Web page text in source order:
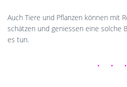
Auch Tiere und Pflanzen können mit
schätzen und geniessen eine solche
es tun.